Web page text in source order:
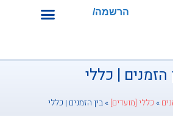
הרשמה/התחברות
הזמנים | כללי
» כללי [מועדים] »בין הזמנים | כללי